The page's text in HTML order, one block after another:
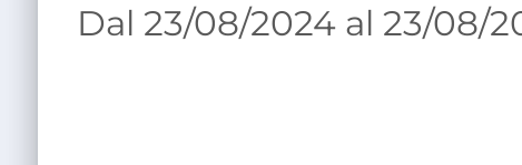
Dal 23/08/2024 al 23/08/